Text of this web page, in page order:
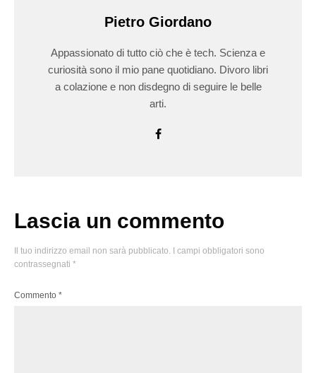
Pietro Giordano
Appassionato di tutto ciò che è tech. Scienza e
curiosità sono il mio pane quotidiano. Divoro libri
a colazione e non disdegno di seguire le belle
arti.
Lascia un commento
Il tuo indirizzo email non sarà pubblicato.
I campi obbligatori sono
contrassegnati *
Commento *